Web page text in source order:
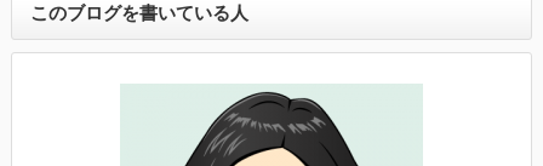
このブログを書いている人